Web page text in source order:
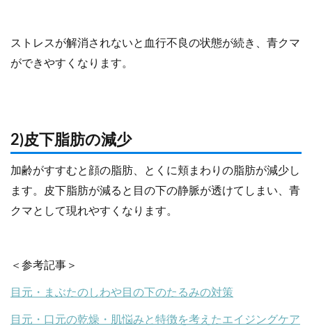
ストレスが解消されないと血行不良の状態が続き、青クマ
ができやすくなります。
2)皮下脂肪の減少
加齢がすすむと顔の脂肪、とくに頬まわりの脂肪が減少し
ます。皮下脂肪が減ると目の下の静脈が透けてしまい、青
クマとして現れやすくなります。
＜参考記事＞
目元・まぶたのしわや目の下のたるみの対策
目元・口元の乾燥・肌悩みと特徴を考えたエイジングケア